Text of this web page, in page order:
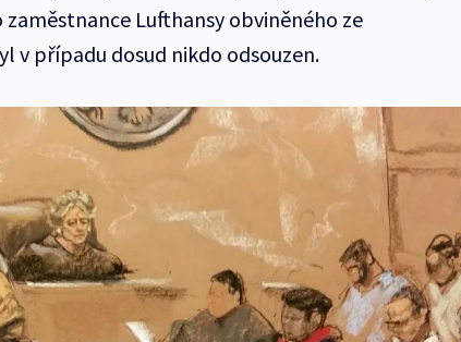
Lufthansy obviněného ze
v případu dosud nikdo odsouzen.